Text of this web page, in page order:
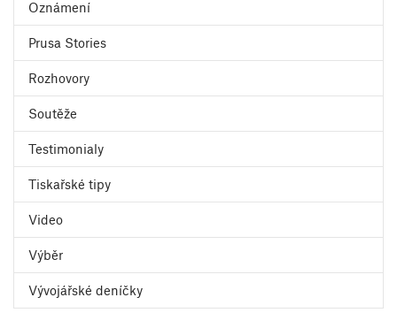
Oznámení
Prusa Stories
Rozhovory
Soutěže
Testimonialy
Tiskařské tipy
Video
Výběr
Vývojářské deníčky